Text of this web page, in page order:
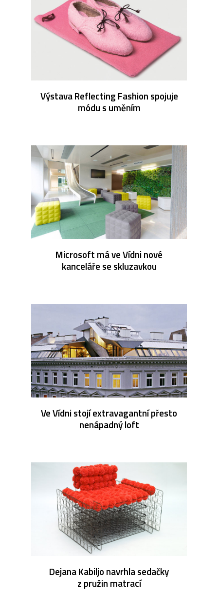
Výstava Reflecting Fashion spojuje
módu s uměním
Microsoft má ve Vídni nové
kanceláře se skluzavkou
Ve Vídni stojí extravagantní přesto
nenápadný loft
Dejana Kabiljo navrhla sedačky
z pružin matrací